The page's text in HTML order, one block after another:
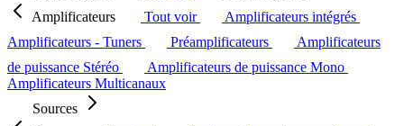
Amplificateurs
Tout voir
Amplificateurs intégrés
Amplificateurs - Tuners
Préamplificateurs
Amplificateurs
de puissance Stéréo
Amplificateurs de puissance Mono
Amplificateurs Multicanaux
Sources